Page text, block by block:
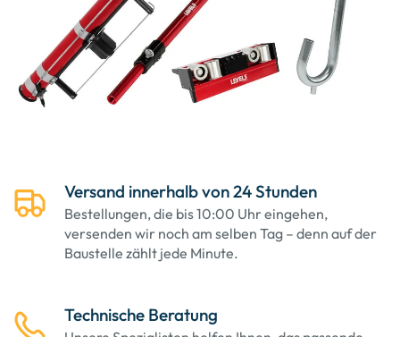
Versand innerhalb von 24 Stunden
Bestellungen, die bis 10:00 Uhr eingehen,
versenden wir noch am selben Tag – denn auf der
Baustelle zählt jede Minute.
Technische Beratung